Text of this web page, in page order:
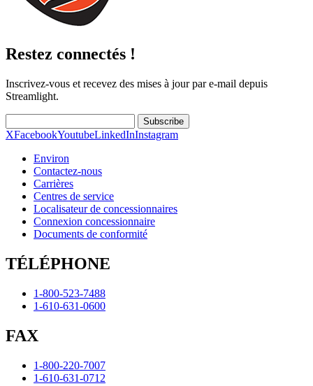
Restez connectés !
Inscrivez-vous et recevez des mises à jour par e-mail depuis
Streamlight.
Subscribe
XFacebookYoutubeLinkedInInstagram
Environ
Contactez-nous
Carrières
Centres de service
Localisateur de concessionnaires
Connexion concessionnaire
Documents de conformité
TÉLÉPHONE
1-800-523-7488
1-610-631-0600
FAX
1-800-220-7007
1-610-631-0712